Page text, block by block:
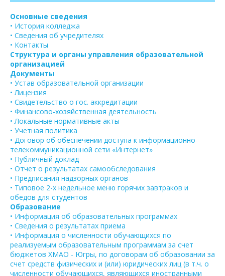
Основные сведения
• История колледжа
• Сведения об учредителях
• Контакты
Структура и органы управления образовательной
организацией
Документы
• Устав образовательной организации
• Лицензия
• Свидетельство о гос. аккредитации
• Финансово-хозяйственная деятельность
• Локальные нормативные акты
• Учетная политика
• Договор об обеспечении доступа к информационно-
телекоммуникационной сети «Интернет»
• Публичный доклад
• Отчет о результатах самообследования
• Предписания надзорных органов
• Типовое 2-х недельное меню горячих завтраков и
обедов для студентов
Образование
• Информация об образовательных программах
• Сведения о результатах приема
• Информация о численности обучающихся по
реализуемым образовательным программам за счет
бюджетов ХМАО - Югры, по договорам об образовании за
счет средств физических и (или) юридических лиц (в т.ч. о
численности обучающихся, являющихся иностранными